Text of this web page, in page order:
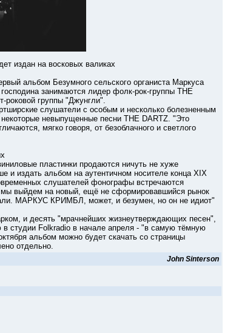
издан на восковых валиках
альбом Безумного сельского органиста Маркуса
занимаются лидер фолк-рок-группы THE
роковой группы "Джунгли".
слушатели с особым и несколько болезненным
невыпущенные песни THE DARTZ. "Это
мягко говоря, от безоблачного и светлого
пластинки продаются ничуть не хуже
издать альбом на аутентичном носителе конца XIX
слушателей фонографы встречаются
мы выйдем на новый, ещё не сформировавшийся рынок
МАРКУС КРИМБЛ, может, и безумен, но он не идиот"
и десять "мрачнейших жизнеутверждающих песен",
студии Folkradio в начале апреля - "в самую тёмную
альбом можно будет скачать со страницы
отдельно.
John Sinterson